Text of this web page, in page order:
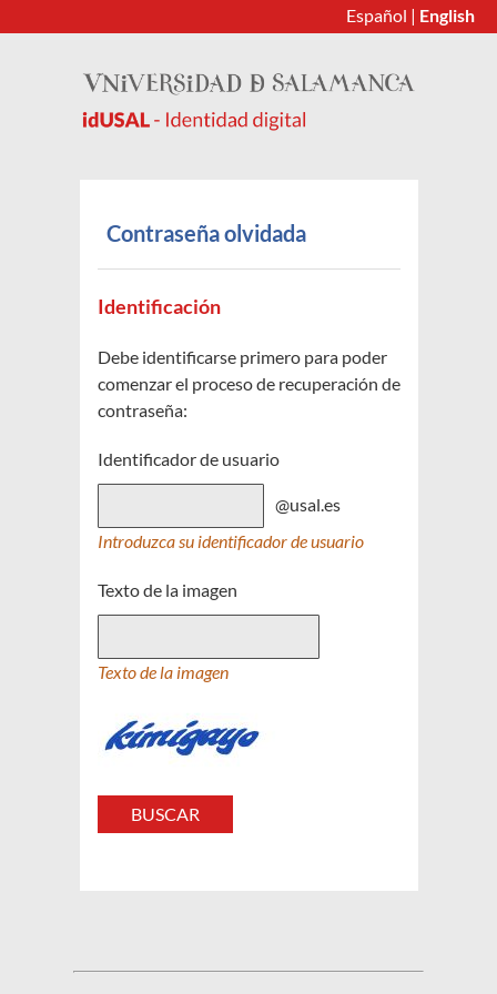
Español | English
Contraseña olvidada
Identificación
Debe identificarse primero para poder
comenzar el proceso de recuperación de
contraseña:
Identificador de usuario
@usal.es
Introduzca su identificador de usuario
Texto de la imagen
Texto de la imagen